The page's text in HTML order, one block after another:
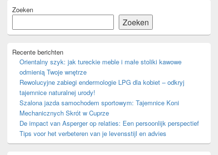
zijbalk
gebied
Zoeken
Zoeken
Recente berichten
Orientalny szyk: jak tureckie meble i małe stoliki kawowe
odmienią Twoje wnętrze
Rewolucyjne zabiegi endermologie LPG dla kobiet – odkryj
tajemnice naturalnej urody!
Szalona jazda samochodem sportowym: Tajemnice Koni
Mechanicznych Skrót w Cuprze
De impact van Asperger op relaties: Een persoonlijk perspectief
Tips voor het verbeteren van je levensstijl en advies